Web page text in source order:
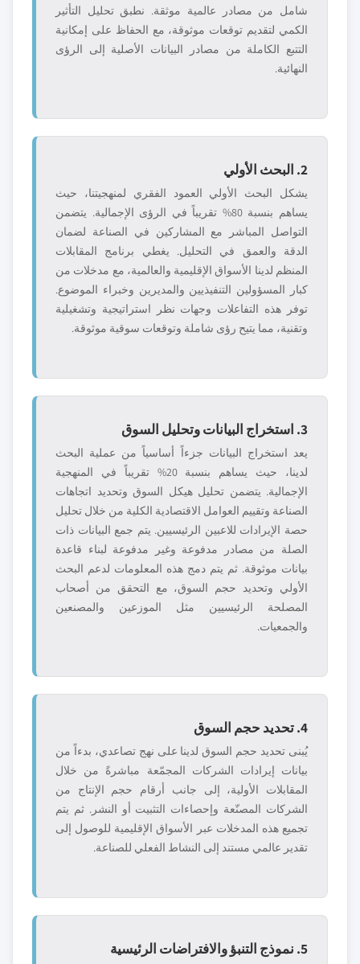
شامل من مصادر عالمية موثقة. نطبق تحليل التأثير
الكمي لتقديم توقعات موثوقة، مع الحفاظ على إمكانية
التتبع الكاملة من مصادر البيانات الأصلية إلى الرؤى
النهائية.
2. البحث الأولي
يشكل البحث الأولي العمود الفقري لمنهجيتنا، حيث
يساهم بنسبة 80% تقريباً في الرؤى الإجمالية. يتضمن
التواصل المباشر مع المشاركين في الصناعة لضمان
الدقة والعمق في التحليل. يغطي برنامج المقابلات
المنظم لدينا الأسواق الإقليمية والعالمية، مع مدخلات من
كبار المسؤولين التنفيذيين والمديرين وخبراء الموضوع.
توفر هذه التفاعلات وجهات نظر استراتيجية وتشغيلية
وتقنية، مما يتيح رؤى شاملة وتوقعات سوقية موثوقة.
3. استخراج البيانات وتحليل السوق
يعد استخراج البيانات جزءاً أساسياً من عملية البحث
لدينا، حيث يساهم بنسبة 20% تقريباً في المنهجية
الإجمالية. يتضمن تحليل هيكل السوق وتحديد اتجاهات
الصناعة وتقييم العوامل الاقتصادية الكلية من خلال تحليل
حصة الإيرادات للاعبين الرئيسيين. يتم جمع البيانات ذات
الصلة من مصادر مدفوعة وغير مدفوعة لبناء قاعدة
بيانات موثوقة. ثم يتم دمج هذه المعلومات لدعم البحث
الأولي وتحديد حجم السوق، مع التحقق من أصحاب
المصلحة الرئيسيين مثل الموزعين والمصنعين
والجمعيات.
4. تحديد حجم السوق
يُبنى تحديد حجم السوق لدينا على نهج تصاعدي، بدءاً من
بيانات إيرادات الشركات المجمّعة مباشرةً من خلال
المقابلات الأولية، إلى جانب أرقام حجم الإنتاج من
الشركات المصنّعة وإحصاءات التثبيت أو النشر. ثم يتم
تجميع هذه المدخلات عبر الأسواق الإقليمية للوصول إلى
تقدير عالمي مستند إلى النشاط الفعلي للصناعة.
5. نموذج التنبؤ والافتراضات الرئيسية